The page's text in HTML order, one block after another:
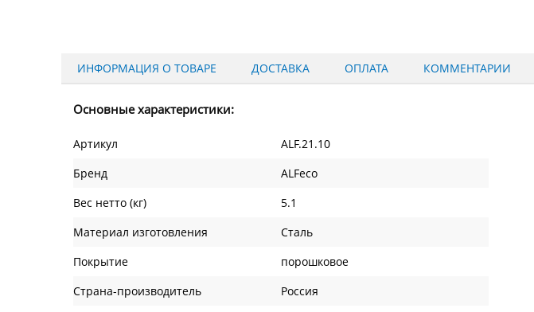
ИНФОРМАЦИЯ О ТОВАРЕ ДОСТАВКА ОПЛАТА КОММЕНТАРИИ
Основные характеристики:
Артикул
ALF.21.10
Бренд
ALFeco
Вес нетто (кг)
5.1
Материал изготовления
Сталь
Покрытие
порошковое
Страна-производитель
Россия